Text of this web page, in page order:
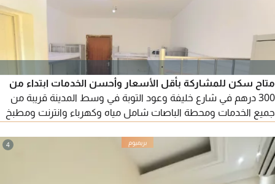
متاح سكن للمشاركة بأقل الأسعار وأحسن الخدمات ابتداء من
300 درهم في شارع خليفة وعود التوبة في وسط المدينة قريبة من
جميع الخدمات ومحطة الباصات شامل مياه وكهرباء وانترنت ومطبخ
4